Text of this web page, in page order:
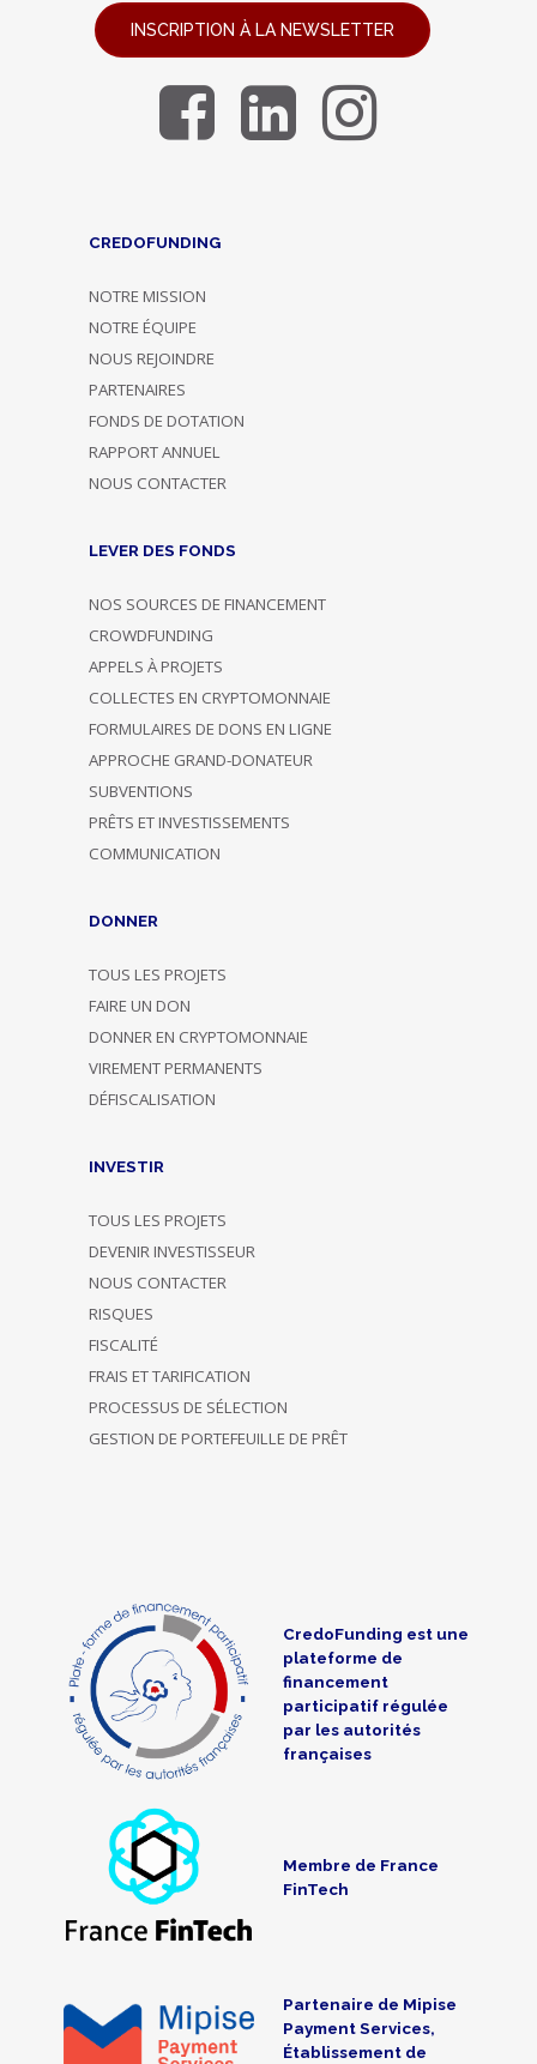
INSCRIPTION À LA NEWSLETTER
CREDOFUNDING
NOTRE MISSION
NOTRE ÉQUIPE
NOUS REJOINDRE
PARTENAIRES
FONDS DE DOTATION
RAPPORT ANNUEL
NOUS CONTACTER
LEVER DES FONDS
NOS SOURCES DE FINANCEMENT
CROWDFUNDING
APPELS À PROJETS
COLLECTES EN CRYPTOMONNAIE
FORMULAIRES DE DONS EN LIGNE
APPROCHE GRAND-DONATEUR
SUBVENTIONS
PRÊTS ET INVESTISSEMENTS
COMMUNICATION
DONNER
TOUS LES PROJETS
FAIRE UN DON
DONNER EN CRYPTOMONNAIE
VIREMENT PERMANENTS
DÉFISCALISATION
INVESTIR
TOUS LES PROJETS
DEVENIR INVESTISSEUR
NOUS CONTACTER
RISQUES
FISCALITÉ
FRAIS ET TARIFICATION
PROCESSUS DE SÉLECTION
GESTION DE PORTEFEUILLE DE PRÊT
CredoFunding est une
plateforme de
financement
participatif régulée
par les autorités
françaises
Membre de France
FinTech
Partenaire de Mipise
Payment Services,
Établissement de